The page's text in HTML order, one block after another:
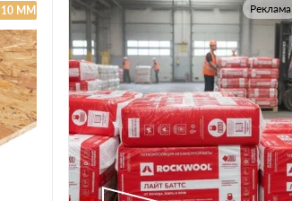
10 ММ Реклама